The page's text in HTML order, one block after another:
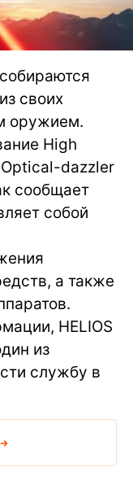
своих
оружием.
High
dazzler
сообщает
собой
а также
HELIOS
из
службу в